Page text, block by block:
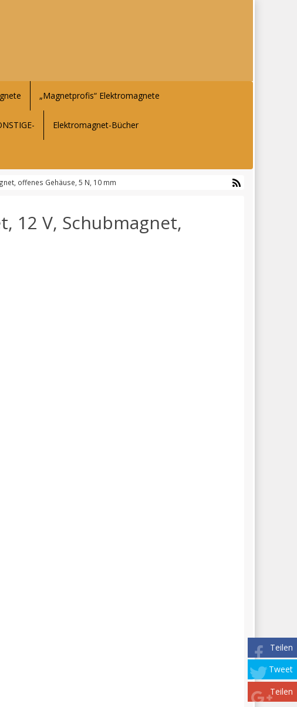
„Magnetprofis“ Elektromagnete
Elektromagnet-Bücher
offenes Gehäuse, 5 N, 10 mm
Teilen
Tweet
Teilen
12 V, Schubmagnet,